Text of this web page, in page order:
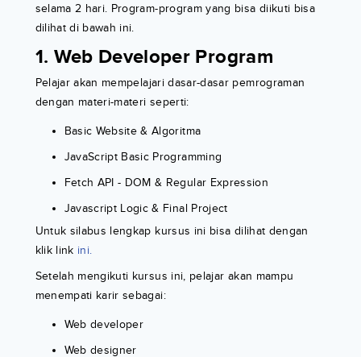
selama 2 hari. Program-program yang bisa diikuti bisa
dilihat di bawah ini.
1. Web Developer Program
Pelajar akan mempelajari dasar-dasar pemrograman
dengan materi-materi seperti:
Basic Website & Algoritma
JavaScript Basic Programming
Fetch API - DOM & Regular Expression
Javascript Logic & Final Project
Untuk silabus lengkap kursus ini bisa dilihat dengan
klik link ini.
Setelah mengikuti kursus ini, pelajar akan mampu
menempati karir sebagai:
Web developer
Web designer